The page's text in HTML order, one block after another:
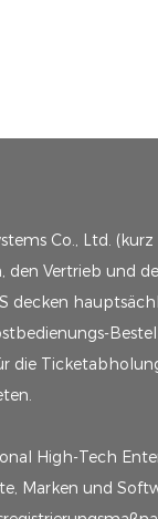
Co., Ltd.
den Vertrieb und
decken
die
High-Tech
Marken und